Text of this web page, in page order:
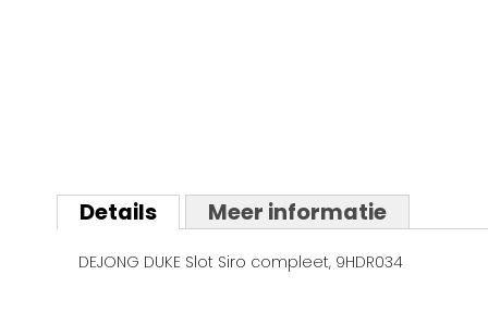
naar
het
van
Details
DEJONG DUKE Slot Siro compleet, 9HDR034
Meer informatie